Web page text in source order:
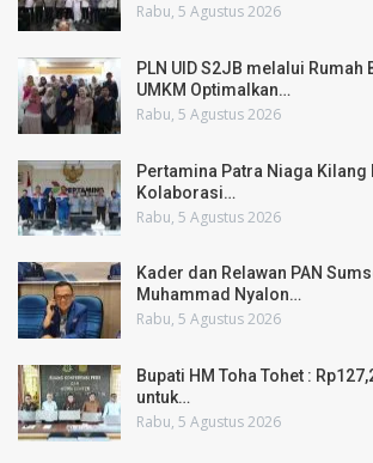
Rabu, 5 Agustus 2026
PLN UID S2JB melalui Rumah
UMKM Optimalkan…
Rabu, 5 Agustus 2026
Pertamina Patra Niaga Kilang
Kolaborasi…
Rabu, 5 Agustus 2026
Kader dan Relawan PAN
Muhammad Nyalon…
Rabu, 5 Agustus 2026
Bupati HM Toha Tohet :
untuk…
Rabu, 5 Agustus 2026